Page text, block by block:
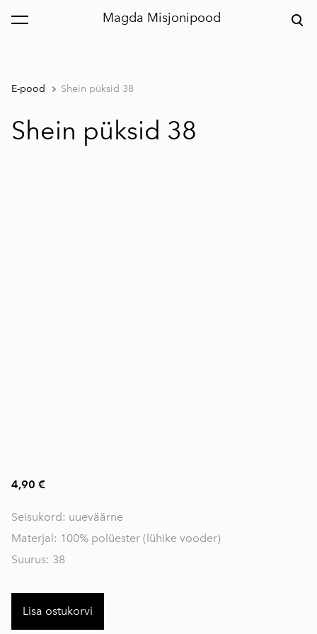
Magda Misjonipood
lisati ostukorvi. Vaata ostukorvi
E-pood Shein püksid 38
Shein püksid 38
4,90 €
Seisukord: uueväärne
Materjal: 100% polüester (lühike vooder)
Suurus: 38
Lisa ostukorvi